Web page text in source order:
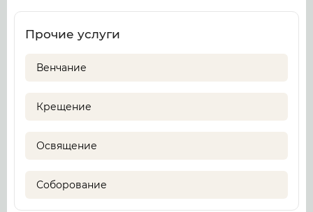
Прочие услуги
Венчание
Крещение
Освящение
Соборование